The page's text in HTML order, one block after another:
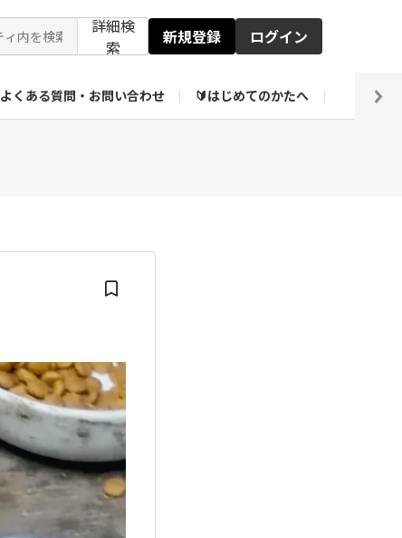
詳細検
索
新規登録 ログイン
よくある質問・お問い合わせ 🔰はじめてのかたへ 編集